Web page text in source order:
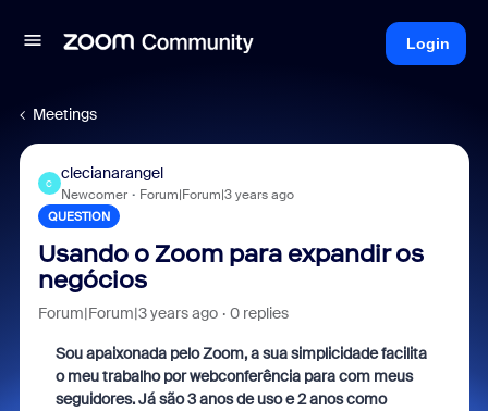
Login
Meetings
C
clecianarangel
Newcomer Forum|Forum|3 years ago
QUESTION
Usando o Zoom para expandir os
negócios
Forum|Forum|3 years ago 0 replies
Sou apaixonada pelo Zoom, a sua simplicidade facilita
o meu trabalho por webconferência para com meus
seguidores. Já são 3 anos de uso e 2 anos como